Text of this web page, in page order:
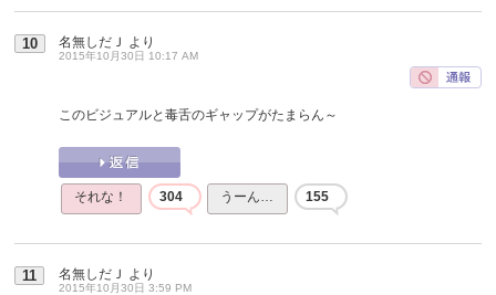
10 名無しだＪ より
2015年10月30日 10:17 AM
このビジュアルと毒舌のギャップがたまらん～
それな！ 304 うーん… 155
11 名無しだＪ より
2015年10月30日 3:59 PM